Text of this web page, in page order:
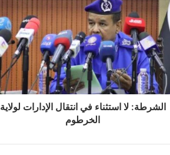
– 2027 م
بقرية “أبو قوتة
الشرطة: لا استثناء في انتقال الإدارات لولاية
الخرطوم